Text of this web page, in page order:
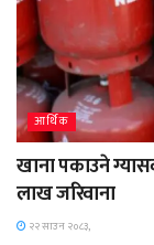
आर्थिक
खाना पकाउने
लाख जरिवाना
२२ साउन २०८३,